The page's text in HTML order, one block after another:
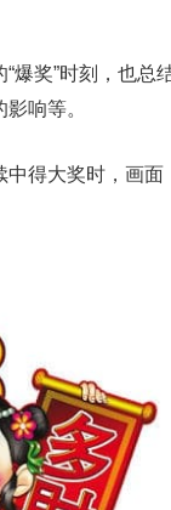
爆奖”时刻，也总
响等。
中得大奖时，画面